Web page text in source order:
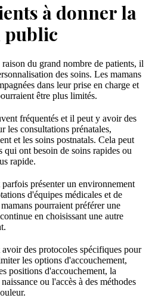
à donner la
public
du grand nombre de patients, il
des soins. Les mamans
dans leur prise en charge et
être plus limités.
fréquentés et il peut y avoir des
les consultations prénatales,
et les soins postnatals. Cela peut
qui ont besoin de soins rapides ou
rapide.
présenter un environnement
d'équipes médicales et de
pourraient préférer une
en choisissant une autre
des protocoles spécifiques pour
les options d'accouchement,
positions d'accouchement, la
ou l'accès à des méthodes